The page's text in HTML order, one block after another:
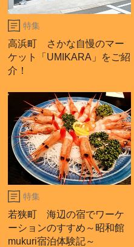
特集
高浜町 さかな自慢のマー
ケット「UMIKARA」をご紹
介！
特集
若狭町 海辺の宿でワーケ
ーションのすすめ～昭和館
mukuri宿泊体験記～